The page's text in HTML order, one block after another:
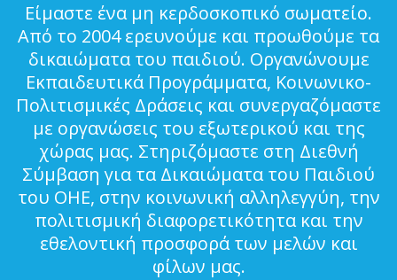
Είμαστε ένα μη κερδοσκοπικό σωματείο.
Από το 2004 ερευνούμε και προωθούμε τα
δικαιώματα του παιδιού. Οργανώνουμε
Εκπαιδευτικά Προγράμματα, Κοινωνικο-
Πολιτισμικές Δράσεις και συνεργαζόμαστε
με οργανώσεις του εξωτερικού και της
χώρας μας. Στηριζόμαστε στη Διεθνή
Σύμβαση για τα Δικαιώματα του Παιδιού
του ΟΗΕ, στην κοινωνική αλληλεγγύη, την
πολιτισμική διαφορετικότητα και την
εθελοντική προσφορά των μελών και
φίλων μας.